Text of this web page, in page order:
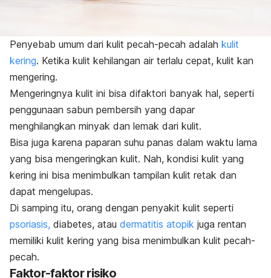
Penyebab umum dari kulit pecah-pecah adalah kulit
kering. Ketika kulit kehilangan air terlalu cepat, kulit kan
mengering.
Mengeringnya kulit ini bisa difaktori banyak hal, seperti
penggunaan sabun pembersih yang dapar
menghilangkan minyak dan lemak dari kulit.
Bisa juga karena paparan suhu panas dalam waktu lama
yang bisa mengeringkan kulit. Nah, kondisi kulit yang
kering ini bisa menimbulkan tampilan kulit retak dan
dapat mengelupas.
Di samping itu, orang dengan penyakit kulit seperti
psoriasis, diabetes, atau dermatitis atopik juga rentan
memiliki kulit kering yang bisa menimbulkan kulit pecah-
pecah.
Faktor-faktor risiko